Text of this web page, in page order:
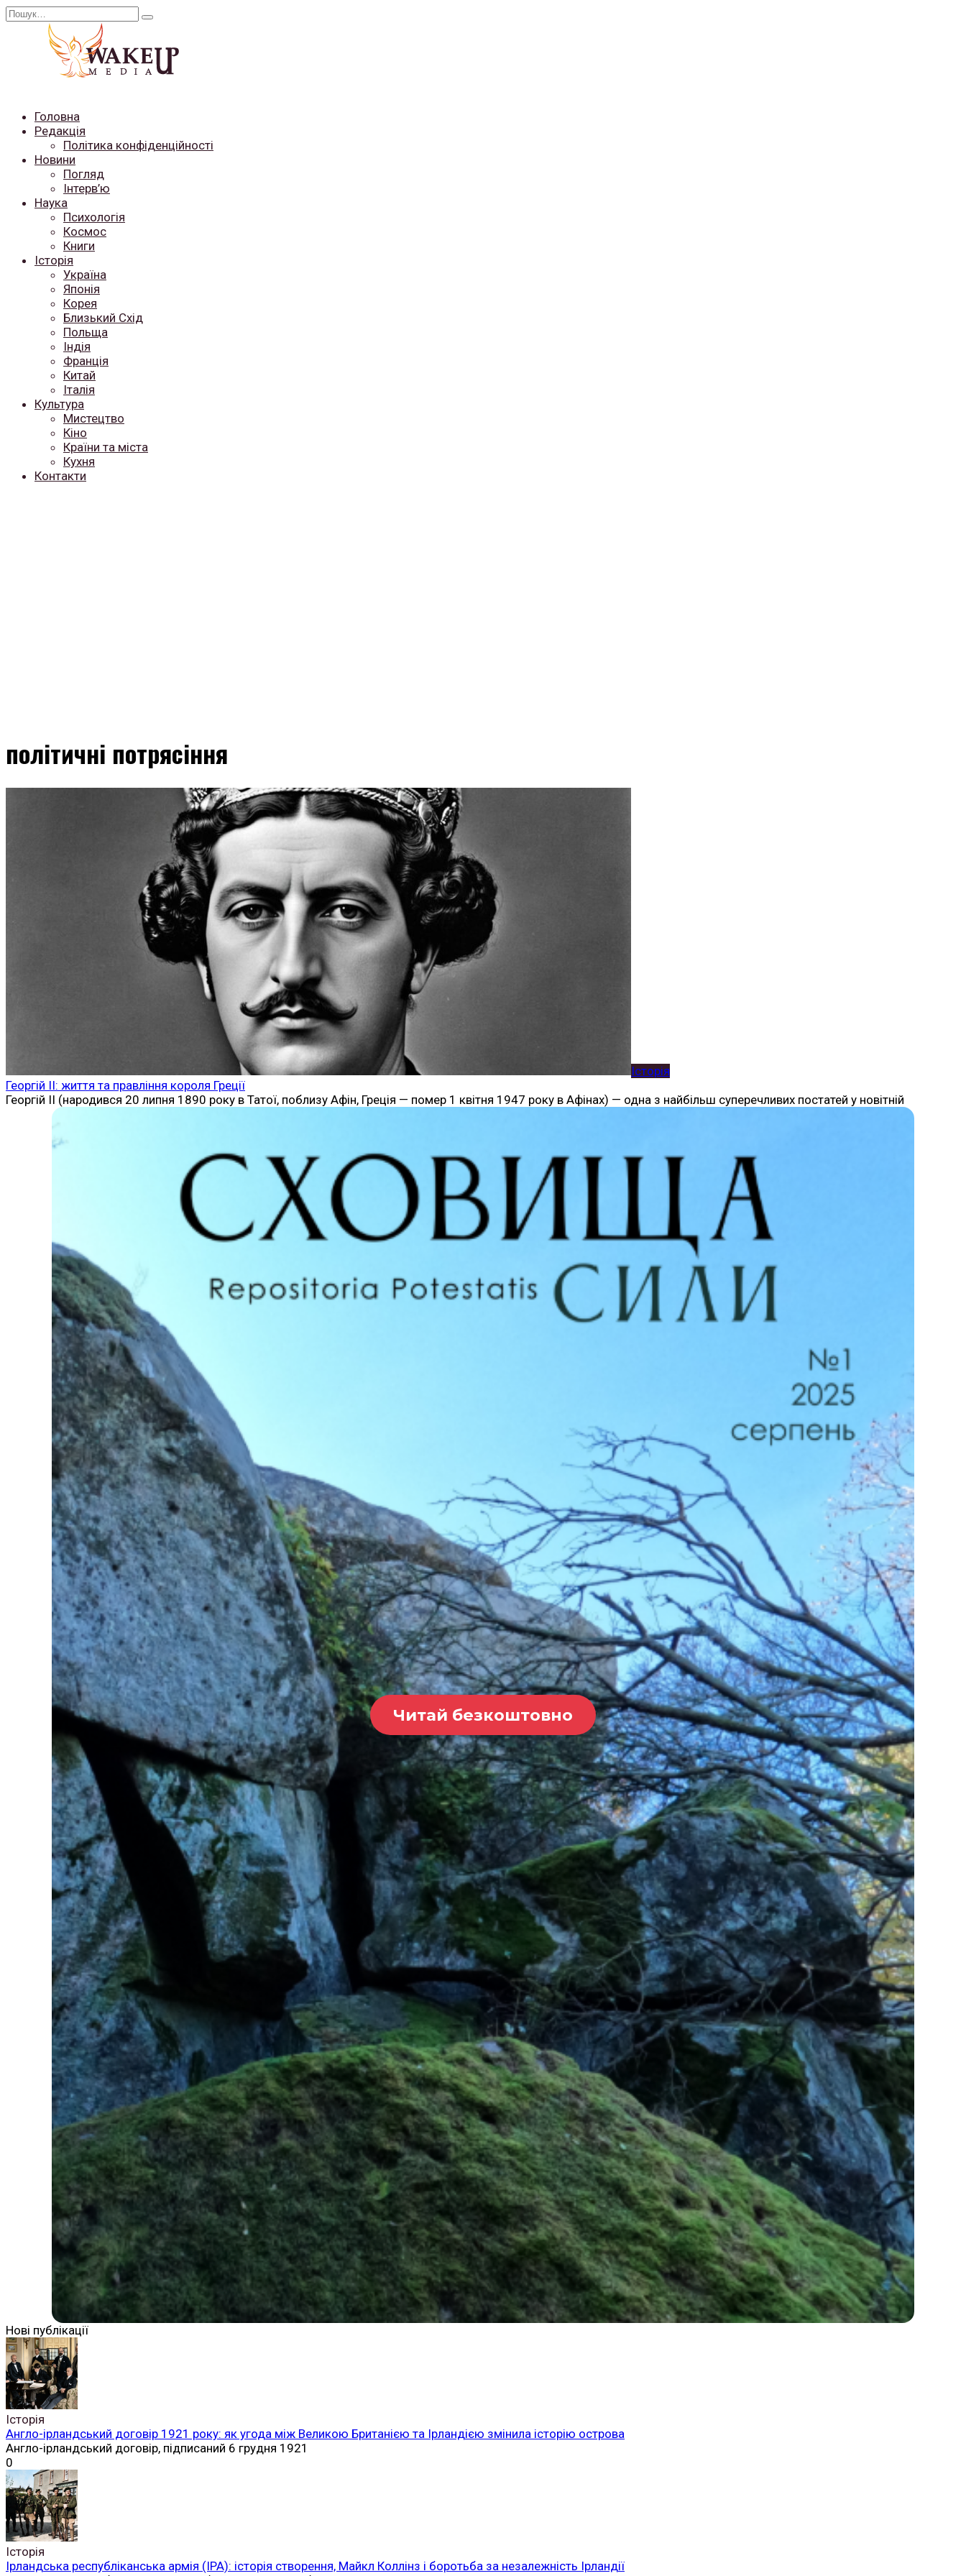
Перейти
Search
Головна
Редакція
Політика конфіденційності
Новини
Погляд
Інтерв’ю
Наука
Психологія
Космос
Книги
Історія
Україна
Японія
Корея
Близький Схід
Польща
Індія
Франція
Китай
Італія
Культура
Мистецтво
Кіно
Країни та міста
Кухня
Контакти
політичні потрясіння
Історія
Георгій II: життя та правління короля Греції
Георгій II (народився 20 липня 1890 року в Татої, поблизу Афін, Греція — помер 1 квітня 1947 року в Афінах) — одна з найбільш суперечливих постатей у новітній
Читай безкоштовно
Нові публікації
Історія
Англо-ірландський договір 1921 року: як угода між Великою Британією та Ірландією змінила історію острова
Англо-ірландський договір, підписаний 6 грудня 1921
0
Історія
Ірландська республіканська армія (ІРА): історія створення, Майкл Коллінз і боротьба за незалежність Ірландії